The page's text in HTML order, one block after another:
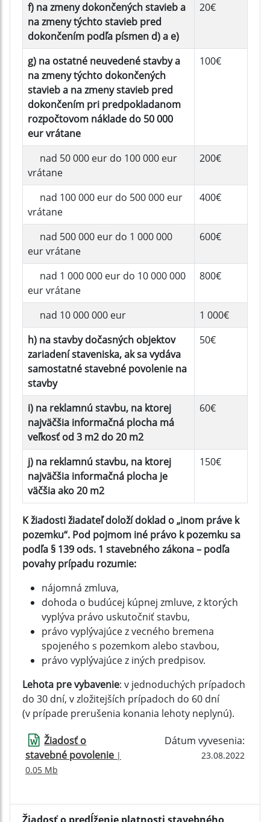
f) na zmeny dokončených stavieb a
na zmeny týchto stavieb pred
dokončením podľa písmen d) a e)
20€
g) na ostatné neuvedené stavby a
na zmeny týchto dokončených
stavieb a na zmeny stavieb pred
dokončením pri predpokladanom
rozpočtovom náklade do 50 000
eur vrátane
100€
nad 50 000 eur do 100 000 eur
vrátane
200€
nad 100 000 eur do 500 000 eur
vrátane
400€
nad 500 000 eur do 1 000 000
eur vrátane
600€
nad 1 000 000 eur do 10 000 000
eur vrátane
800€
nad 10 000 000 eur
1 000€
h) na stavby dočasných objektov
zariadení staveniska, ak sa vydáva
samostatné stavebné povolenie na
stavby
50€
i) na reklamnú stavbu, na ktorej
najväčšia informačná plocha má
veľkosť od 3 m2 do 20 m2
60€
j) na reklamnú stavbu, na ktorej
najväčšia informačná plocha je
väčšia ako 20 m2
150€
K žiadosti žiadateľ doloží doklad o „inom práve k
pozemku“. Pod pojmom iné právo k pozemku sa
podľa § 139 ods. 1 stavebného zákona – podľa
povahy prípadu rozumie:
nájomná zmluva,
dohoda o budúcej kúpnej zmluve, z ktorých
vyplýva právo uskutočniť stavbu,
právo vyplývajúce z vecného bremena
spojeného s pozemkom alebo stavbou,
právo vyplývajúce z iných predpisov.
Lehota pre vybavenie: v jednoduchých prípadoch
do 30 dní, v zložitejších prípadoch do 60 dní
(v prípade prerušenia konania lehoty neplynú).
Žiadosť o
stavebné povolenie |
0.05 Mb
Dátum vyvesenia:
23.08.2022